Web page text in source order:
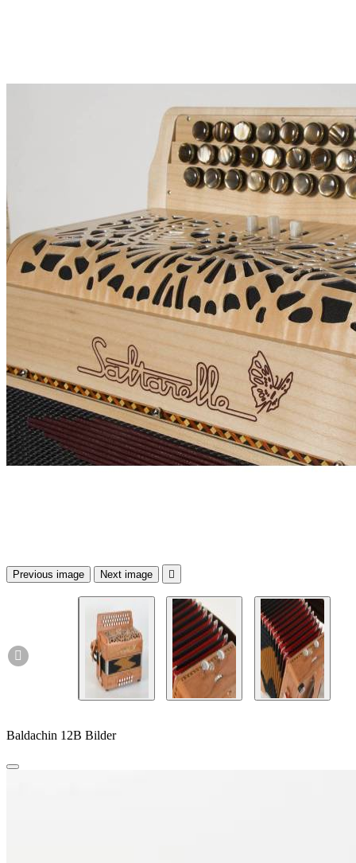
Previous image Next image 

Baldachin 12B Bilder